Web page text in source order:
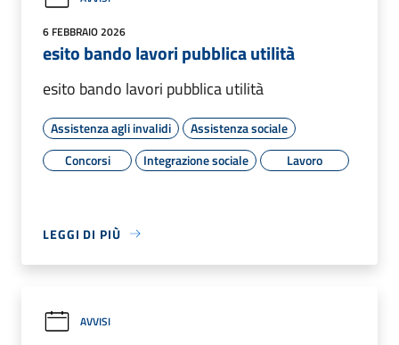
6 FEBBRAIO 2026
esito bando lavori pubblica utilità
esito bando lavori pubblica utilità
Assistenza agli invalidi
Assistenza sociale
Concorsi
Integrazione sociale Lavoro
LEGGI DI PIÙ
AVVISI